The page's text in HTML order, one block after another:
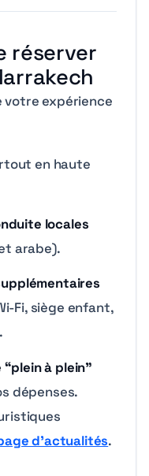
réserver
votre expérience
en haute
locales
arabe).
Fi, siège enfant,
à plein”
dépenses.
d’actualités.